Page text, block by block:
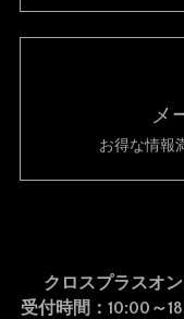
メ
お得な情報
クロスプラスオ
受付時間：10:00～